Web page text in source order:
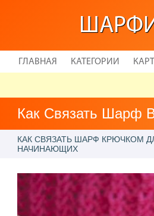
ГЛАВНАЯ КАТЕГОРИИ
Как Связать Шарф
КАК СВЯЗАТЬ ШАРФ КРЮЧКОМ
НАЧИНАЮЩИХ